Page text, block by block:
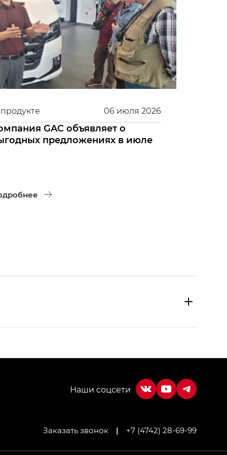
06 июля 2026
GAC объявляет о
предложениях в июле
Заказать звонок | +7 (4742) 28-69-99